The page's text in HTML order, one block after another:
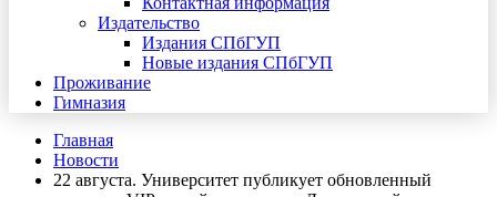
Издательство
Издания СПбГУП
Новые издания СПбГУП
Проживание
Гимназия
Главная
Новости
22 августа. Университет публикует обновленный